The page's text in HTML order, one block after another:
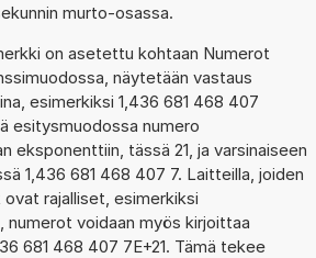
murto-osassa.
on asetettu kohtaan Numerot
näytetään vastaus
esimerkiksi 1,436 681 468 407
esitysmuodossa numero
eksponenttiin, tässä 21, ja varsinaiseen
1,436 681 468 407 7. Laitteilla, joiden
rajalliset, esimerkiksi
numerot voidaan myös kirjoittaa
681 468 407 7E+21. Tämä tekee